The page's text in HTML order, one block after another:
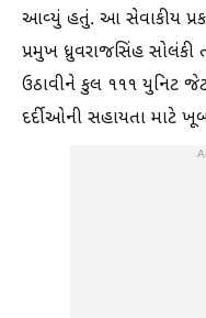
આવ્યું હતું. આ સેવાકીય
પ્રમુખ ધ્રુવરાજસિંહ સોલંકી
ઉઠાવીને કુલ ૧૧૧ યુનિટ
દર્દીઓની સહાયતા માટે